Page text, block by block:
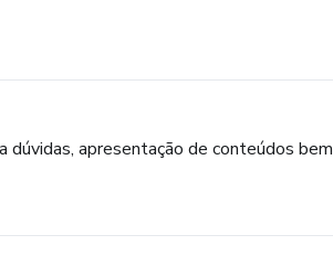
apresentação de conteúdos bem